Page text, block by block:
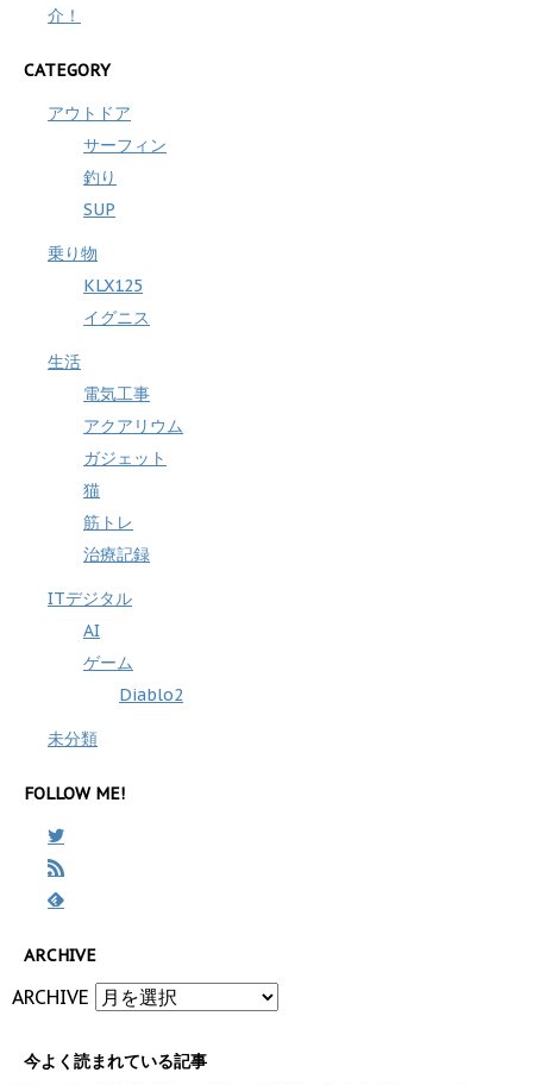
介！
CATEGORY
アウトドア
サーフィン
釣り
SUP
乗り物
KLX125
イグニス
生活
電気工事
アクアリウム
ガジェット
猫
筋トレ
治療記録
ITデジタル
AI
ゲーム
Diablo2
未分類
FOLLOW ME!
ARCHIVE
ARCHIVE
今よく読まれている記事